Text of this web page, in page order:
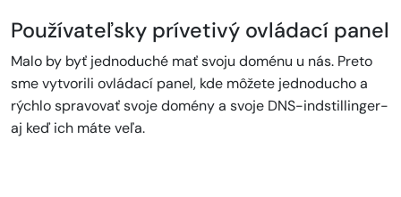
Používateľsky prívetivý ovládací panel
Malo by byť jednoduché mať svoju doménu u nás. Preto
sme vytvorili ovládací panel, kde môžete jednoducho a
rýchlo spravovať svoje domény a svoje DNS-indstillinger-
aj keď ich máte veľa.